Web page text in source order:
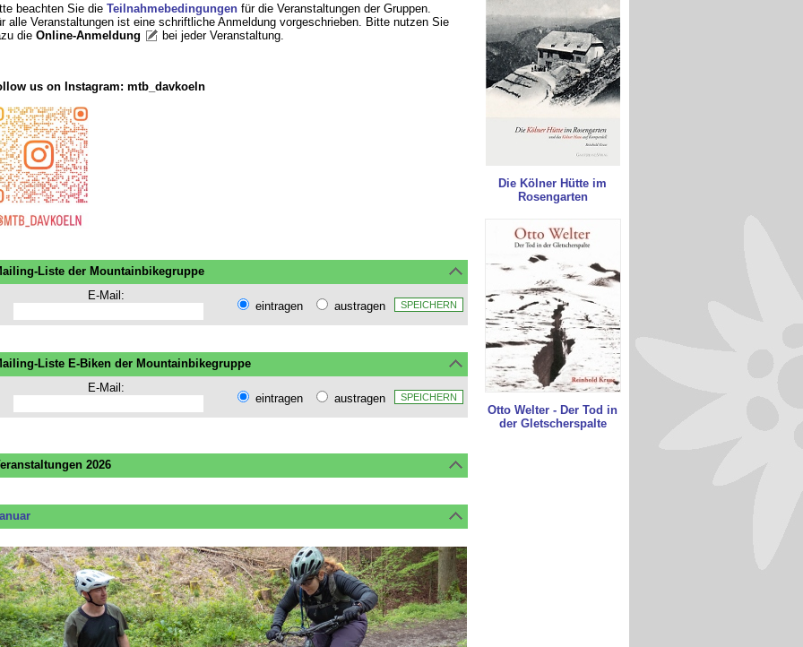
beachten Sie die Teilnahmebedingungenfür die Veranstaltungen der Gruppen.
alle Veranstaltungen ist eine schriftliche Anmeldung vorgeschrieben. Bitte nutzen Sie
die Online-Anmeldung bei jeder Veranstaltung.
us on Instagram: mtb_davkoeln
Liste der Mountainbikegruppe
E-Mail:
eintragen
austragen
Liste E-Biken der Mountainbikegruppe
E-Mail:
eintragen
austragen
2026
Die Kölner Hütte im
Rosengarten
Otto Welter - Der Tod in
der Gletscherspalte